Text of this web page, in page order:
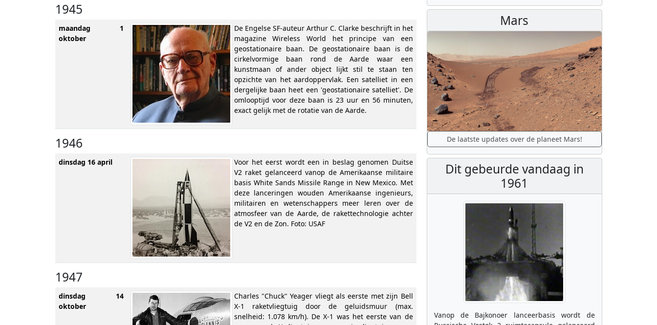
1945
maandag 1
oktober
De Engelse SF-auteur Arthur C. Clarke beschrijft in het
magazine Wireless World het principe van een
geostationaire baan. De geostationaire baan is de
cirkelvormige baan rond de Aarde waar een
kunstmaan of ander object lijkt stil te staan ten
opzichte van het aardoppervlak. Een satelliet in een
dergelijke baan heet een 'geostationaire satelliet'. De
omlooptijd voor deze baan is 23 uur en 56 minuten,
exact gelijk met de rotatie van de Aarde.
1946
dinsdag 16 april
Voor het eerst wordt een in beslag genomen Duitse
V2 raket gelanceerd vanop de Amerikaanse militaire
basis White Sands Missile Range in New Mexico. Met
deze lanceringen wouden Amerikaanse ingenieurs,
militairen en wetenschappers meer leren over de
atmosfeer van de Aarde, de rakettechnologie achter
de V2 en de Zon. Foto: USAF
1947
dinsdag 14
oktober
Charles "Chuck" Yeager vliegt als eerste met zijn Bell
X-1 raketvliegtuig door de geluidsmuur (max.
snelheid: 1.078 km/h). De X-1 was het eerste van de
Mars
De laatste updates over de planeet Mars!
Dit gebeurde vandaag in
1961
Vanop de Bajkonoer lanceerbasis wordt de